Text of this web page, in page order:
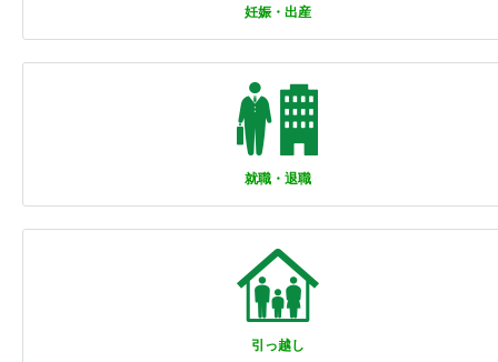
妊娠・出産
就職・退職
引っ越し